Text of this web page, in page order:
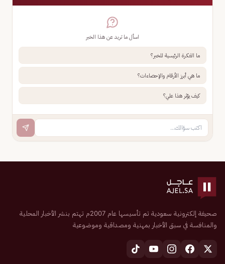
اسأل ما تريد عن هذا الخبر
ما الفكرة الرئيسية للخبر؟
ما هي أبرز الأرقام والإحصاءات؟
كيف يؤثر هذا علي؟
صحيفة إلكترونية سعودية تم تأسيسها عام 2007م تهتم بنشر الأخبار المحلية
والمنافسة في سبق الأخبار بمهنية ومصداقية وموضوعية